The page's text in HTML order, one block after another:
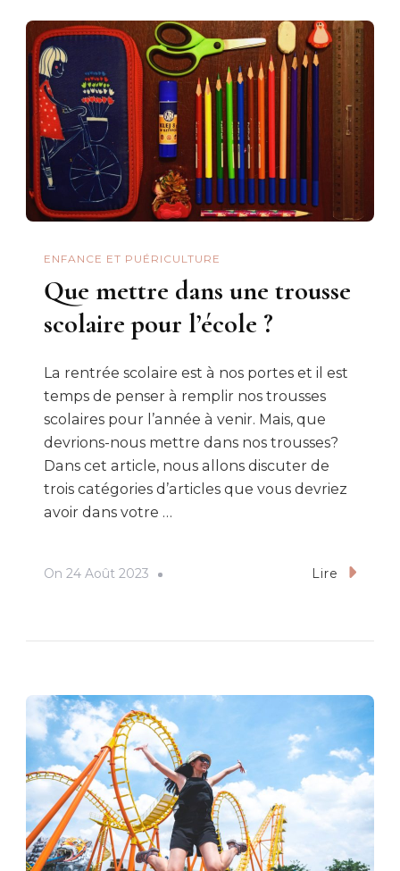
ENFANCE ET PUÉRICULTURE
Que mettre dans une trousse
scolaire pour l’école ?
La rentrée scolaire est à nos portes et il est
temps de penser à remplir nos trousses
scolaires pour l’année à venir. Mais, que
devrions-nous mettre dans nos trousses?
Dans cet article, nous allons discuter de
trois catégories d’articles que vous devriez
avoir dans votre …
On 24 Août 2023 Lire